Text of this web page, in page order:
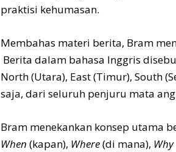
praktisi kehumasan.
Membahas materi berita, Bram
Berita dalam bahasa Inggris
North (Utara), East (Timur), South
saja, dari seluruh penjuru mata
Bram menekankan konsep utama
When (kapan), Where(di mana), Why